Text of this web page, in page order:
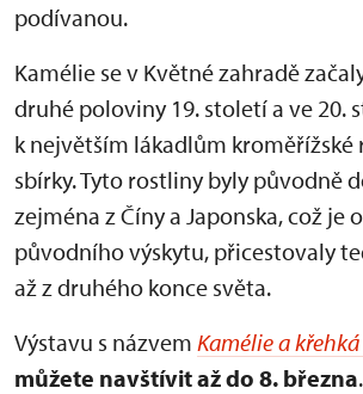
podívanou.
Kamélie se v Květné zahradě
druhé poloviny 19. století a ve 20.
k největším lákadlům kroměřížské
sbírky. Tyto rostliny byly původně
zejména z Číny a Japonska, což je
původního výskytu, přicestovaly
až z druhého konce světa.
Výstavu s názvem Kamélie a
můžete navštívit až do 8. března